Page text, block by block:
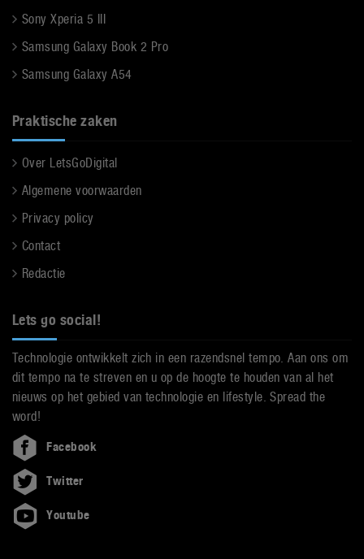
Sony Xperia 5 III
Samsung Galaxy Book 2 Pro
Samsung Galaxy A54
Praktische zaken
Over LetsGoDigital
Algemene voorwaarden
Privacy policy
Contact
Redactie
Lets go social!
Technologie ontwikkelt zich in een razendsnel tempo. Aan ons om
dit tempo na te streven en u op de hoogte te houden van al het
nieuws op het gebied van technologie en lifestyle. Spread the
word!
Facebook
Twitter
Youtube